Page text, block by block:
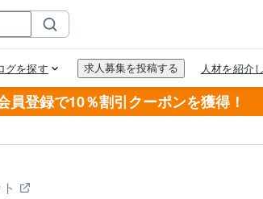
員登録で10％割引クーポンを獲得！